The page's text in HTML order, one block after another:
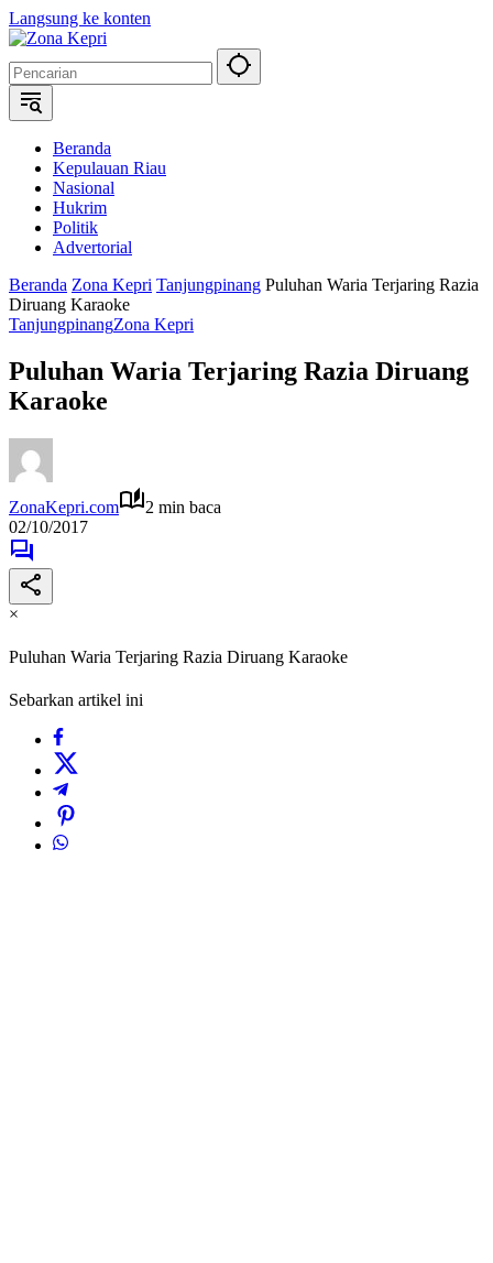
Langsung ke konten
Beranda
Kepulauan Riau
Nasional
Hukrim
Politik
Advertorial
Beranda Zona Kepri Tanjungpinang Puluhan Waria Terjaring Razia
Diruang Karaoke
TanjungpinangZona Kepri
Puluhan Waria Terjaring Razia Diruang
Karaoke
ZonaKepri.com
2 min baca
02/10/2017
×
Puluhan Waria Terjaring Razia Diruang Karaoke
Sebarkan artikel ini